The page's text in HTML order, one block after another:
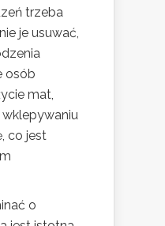
trzeba
je usuwać,
osób
mat,
co jest
o